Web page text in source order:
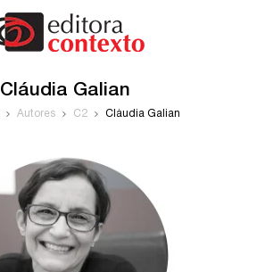
Cláudia Galian
Autores C2 Cláudia Galian